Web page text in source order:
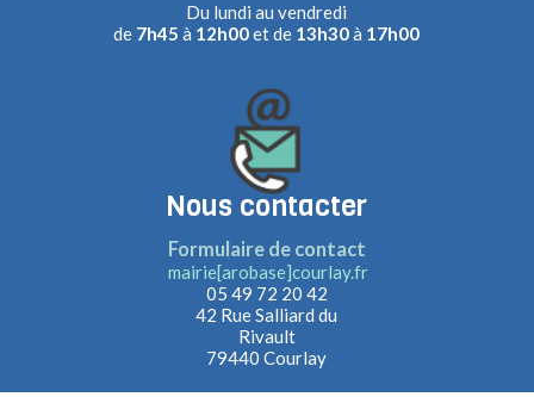
Du lundi au vendredi
de 7h45 à 12h00et de 13h30à 17h00
Nous contacter
Formulaire de contact
mairie[arobase]courlay.fr
05 49 72 20 42
42 Rue Salliard du
Rivault
79440 Courlay